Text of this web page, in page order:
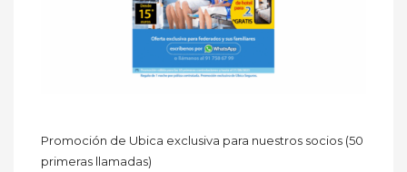
Promoción de Ubica exclusiva para nuestros socios (50
primeras llamadas)